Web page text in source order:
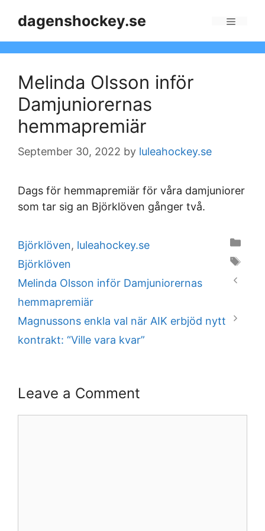
dagenshockey.se
Melinda Olsson inför
Damjuniorernas
hemmapremiär
September 30, 2022 by luleahockey.se
Dags för hemmapremiär för våra damjuniorer
som tar sig an Björklöven gånger två.
Categories
Björklöven, luleahockey.se
Tags
Björklöven
Melinda Olsson inför Damjuniorernas
hemmapremiär
Magnussons enkla val när AIK erbjöd nytt
kontrakt: “Ville vara kvar”
Leave a Comment